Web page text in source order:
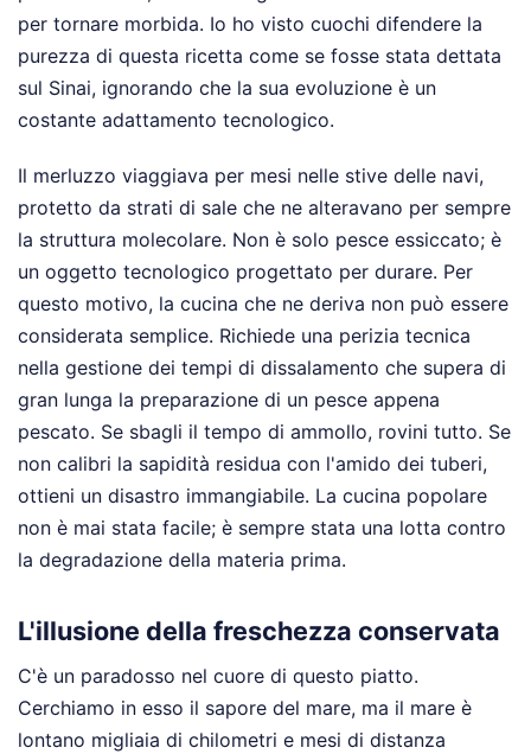
per tornare morbida. Io ho visto cuochi difendere la
purezza di questa ricetta come se fosse stata dettata
sul Sinai, ignorando che la sua evoluzione è un
costante adattamento tecnologico.
Il merluzzo viaggiava per mesi nelle stive delle navi,
protetto da strati di sale che ne alteravano per sempre
la struttura molecolare. Non è solo pesce essiccato; è
un oggetto tecnologico progettato per durare. Per
questo motivo, la cucina che ne deriva non può essere
considerata semplice. Richiede una perizia tecnica
nella gestione dei tempi di dissalamento che supera di
gran lunga la preparazione di un pesce appena
pescato. Se sbagli il tempo di ammollo, rovini tutto. Se
non calibri la sapidità residua con l'amido dei tuberi,
ottieni un disastro immangiabile. La cucina popolare
non è mai stata facile; è sempre stata una lotta contro
la degradazione della materia prima.
L'illusione della freschezza conservata
C'è un paradosso nel cuore di questo piatto.
Cerchiamo in esso il sapore del mare, ma il mare è
lontano migliaia di chilometri e mesi di distanza